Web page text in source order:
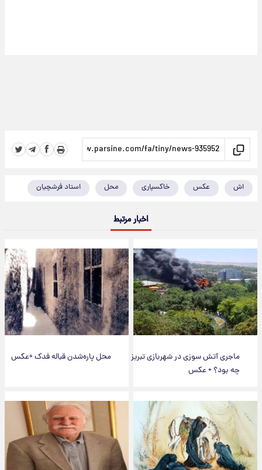
اش عکس خاکسپاری محل استاد فرشچیان
اخبار مرتبط
ماجری آتش سوزی در شهربازی تبریز
چه بود؟ + عکس
محل پاره‌شدن قباله فدک +عکس